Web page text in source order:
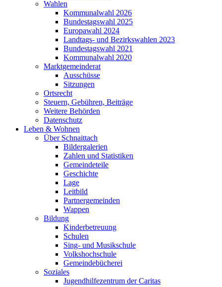
Wahlen
Kommunalwahl 2026
Bundestagswahl 2025
Europawahl 2024
Landtags- und Bezirkswahlen 2023
Bundestagswahl 2021
Kommunalwahl 2020
Marktgemeinderat
Ausschüsse
Sitzungen
Ortsrecht
Steuern, Gebühren, Beiträge
Weitere Behörden
Datenschutz
Leben & Wohnen
Über Schnaittach
Bildergalerien
Zahlen und Statistiken
Gemeindeteile
Geschichte
Lage
Leitbild
Partnergemeinden
Wappen
Bildung
Kinderbetreuung
Schulen
Sing- und Musikschule
Volkshochschule
Gemeindebücherei
Soziales
Jugendhilfezentrum der Caritas